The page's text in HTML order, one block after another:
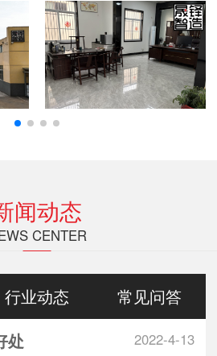
闻动态
CENTER
行业动态 常见问答
2022-4-13
处